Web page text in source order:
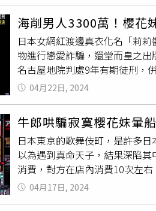
不想去。怎料，Yu最後還是被
念頭。據了解，類似賣身的案
倍。日本參議員鹽村文夏表示
町牛郎表示，他不會強迫客人
人下海還債。Yu嘆，她現在還
正常的工作，不懂自己當初為何
海削男人3300萬！櫻
日本女網紅渡邊真衣化名「莉
物進行戀愛詐騙，還堂而皇之
名古屋地院判處9年有期徒刑，
還表示：「如今對她只剩下憎恨
最多時曾一個月替喜歡的牛郎
班風俗店的男性客戶匯錢給她
軟體開始搜尋好上手的獵物，
還有另外2名男子被渡邊以同樣
理成冊，寫成了「戀愛詐騙教
面、不用出賣肉體，只用社交
元）。渡邊在著作中，分享了
錢。她表示有5種男性最容易
04月22日, 2024
牛郎哄騙寂寞櫻花妹暈
日本東京的歌舞伎町，是許多
以為遇到真命天子，結果深陷
消費，對方在店內消費10次左
當「公主一樣對待」，讓她忍
300萬日圓約62萬元新台幣，
04月17日, 2024